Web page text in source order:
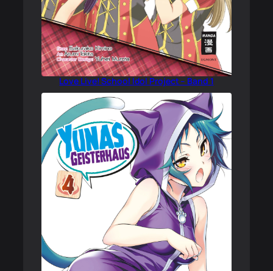
Love Live! School Idol Project – Band 1